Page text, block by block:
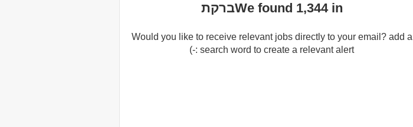
We found 1,344 inברקת
Would you like to receive relevant jobs directly to your email? add a
search word to create a relevant alert :-)